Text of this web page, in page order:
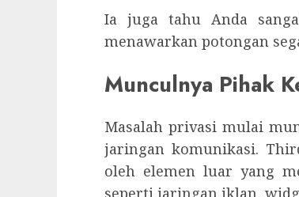
Ia juga tahu Anda
menawarkan potongan
Munculnya Pihak
Masalah privasi mulai
jaringan komunikasi.
oleh elemen luar yang
seperti jaringan iklan,